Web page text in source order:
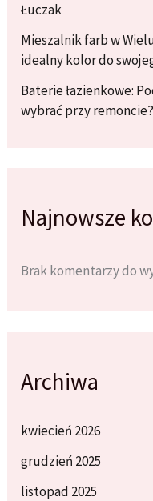
Łuczak
Mieszalnik farb w
idealny kolor do
Baterie łazienkowe:
wybrać przy remoncie?
Najnowsze
Brak komentarzy do
Archiwa
kwiecień 2026
grudzień 2025
listopad 2025